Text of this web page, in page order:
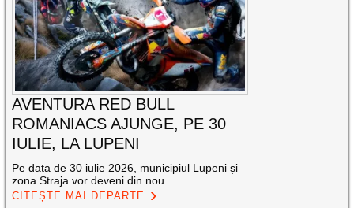
AVENTURA RED BULL
ROMANIACS AJUNGE, PE 30
IULIE, LA LUPENI
Pe data de 30 iulie 2026, municipiul Lupeni și
zona Straja vor deveni din nou
CITEȘTE MAI DEPARTE